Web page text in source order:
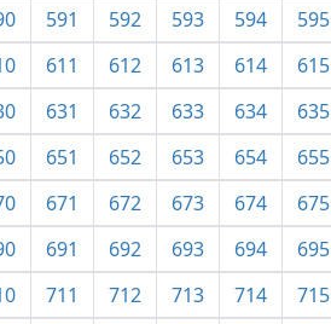
591 592 593 594 595
611 612 613 614 615
631 632 633 634 635
651 652 653 654 655
671 672 673 674 675
691 692 693 694 695
711 712 713 714 715